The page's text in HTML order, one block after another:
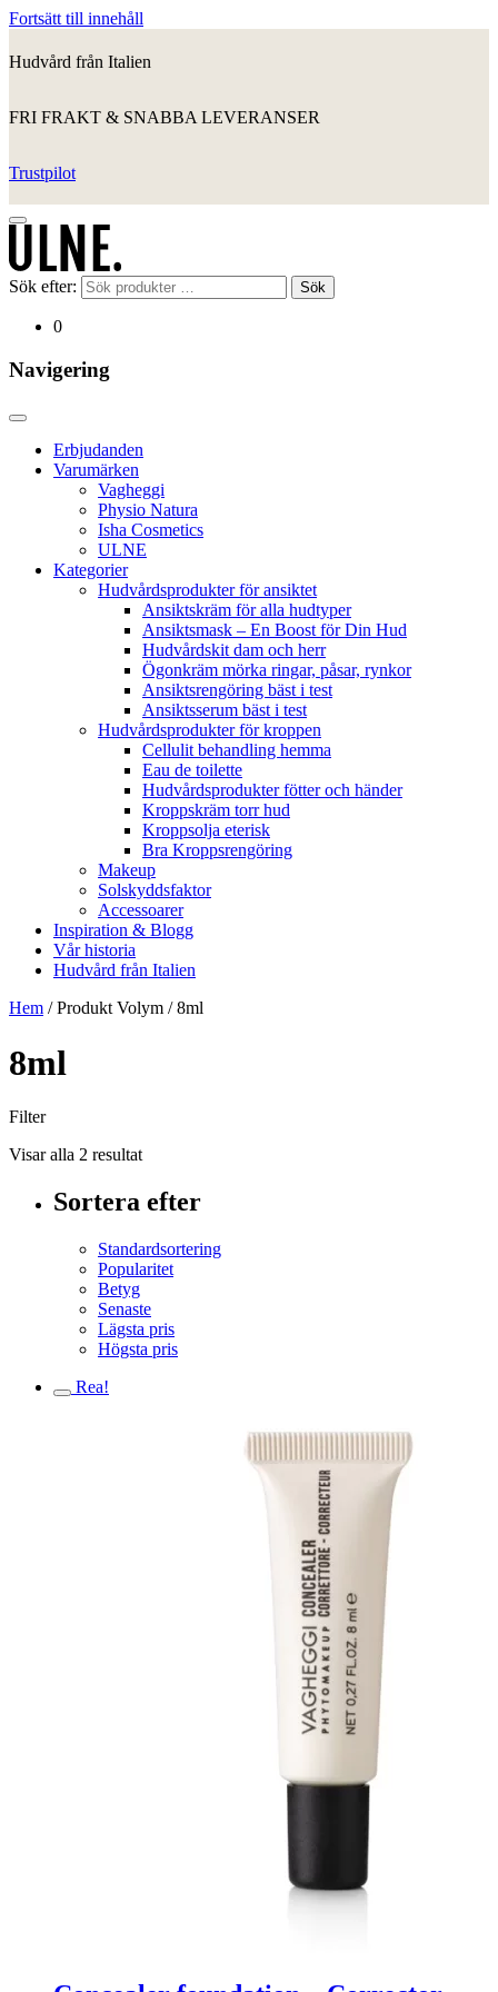
Fortsätt till innehåll
Hudvård från Italien
FRI FRAKT & SNABBA LEVERANSER
Trustpilot
Sök efter: Sök
0
Navigering
Erbjudanden
Varumärken
Vagheggi
Physio Natura
Isha Cosmetics
ULNE
Kategorier
Hudvårdsprodukter för ansiktet
Ansiktskräm för alla hudtyper
Ansiktsmask – En Boost för Din Hud
Hudvårdskit dam och herr
Ögonkräm mörka ringar, påsar, rynkor
Ansiktsrengöring bäst i test
Ansiktsserum bäst i test
Hudvårdsprodukter för kroppen
Cellulit behandling hemma
Eau de toilette
Hudvårdsprodukter fötter och händer
Kroppskräm torr hud
Kroppsolja eterisk
Bra Kroppsrengöring
Makeup
Solskyddsfaktor
Accessoarer
Inspiration & Blogg
Vår historia
Hudvård från Italien
Hem / Produkt Volym / 8ml
8ml
Filter
Visar alla 2 resultat
Sortera efter
Standardsortering
Popularitet
Betyg
Senaste
Lägsta pris
Högsta pris
Rea!